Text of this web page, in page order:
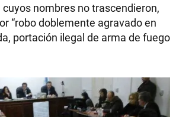
nombres no trascendieron,
“robo doblemente agravado en
portación ilegal de arma de fuego